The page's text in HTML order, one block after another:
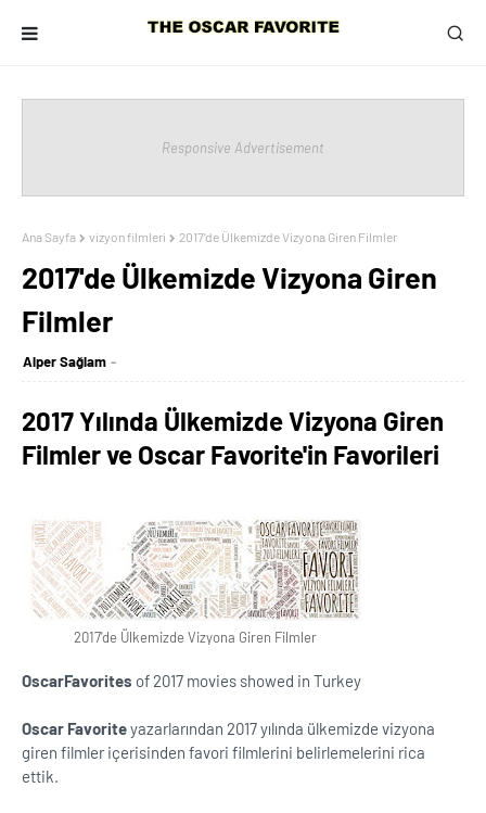
Responsive Advertisement
Ana Sayfa vizyon filmleri 2017'de Ülkemizde Vizyona Giren Filmler
2017'de Ülkemizde Vizyona Giren
Filmler
Alper Sağlam
2017 Yılında Ülkemizde Vizyona Giren
Filmler ve Oscar Favorite'in Favorileri
2017'de Ülkemizde Vizyona Giren Filmler
OscarFavorites of 2017 movies showed in Turkey
Oscar Favoriteyazarlarından 2017 yılında ülkemizde vizyona
giren filmler içerisinden favori filmlerini belirlemelerini rica
ettik.